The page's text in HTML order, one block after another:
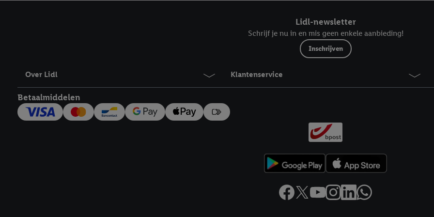
Lidl-newsletter
Schrijf je nu in en mis geen enkele aanbieding!
Inschrijven
Over Lidl Klantenservice
Betaalmiddelen